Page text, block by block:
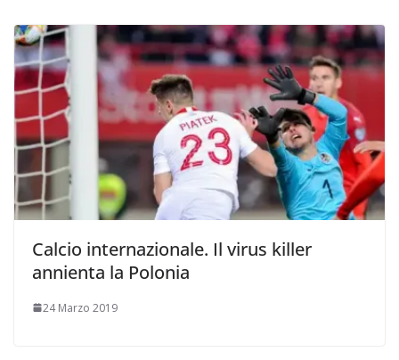
Calcio internazionale. Il virus killer
annienta la Polonia
24 Marzo 2019